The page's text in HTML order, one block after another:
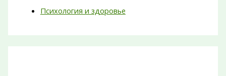
Психология и здоровье